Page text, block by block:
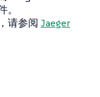
请参阅 Jaeger